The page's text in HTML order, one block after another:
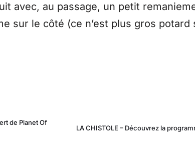
avec, au passage, un petit
sur le côté (ce n’est plus gros
de Planet Of
LA CHISTOLE – Découvrez la